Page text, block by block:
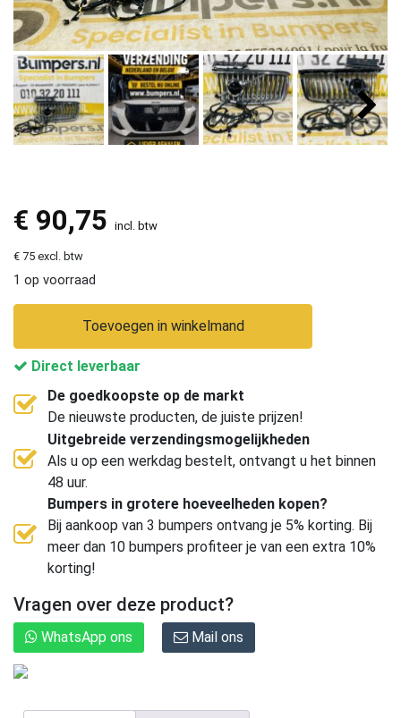
€ 90,75 incl. btw
€ 75 excl. btw
1 op voorraad
Toevoegen in winkelmand
Direct leverbaar
De goedkoopste op de markt
De nieuwste producten, de juiste prijzen!
Uitgebreide verzendingsmogelijkheden
Als u op een werkdag bestelt, ontvangt u het binnen
48 uur.
Bumpers in grotere hoeveelheden kopen?
Bij aankoop van 3 bumpers ontvang je 5% korting. Bij
meer dan 10 bumpers profiteer je van een extra 10%
korting!
Vragen over deze product?
WhatsApp ons Mail ons